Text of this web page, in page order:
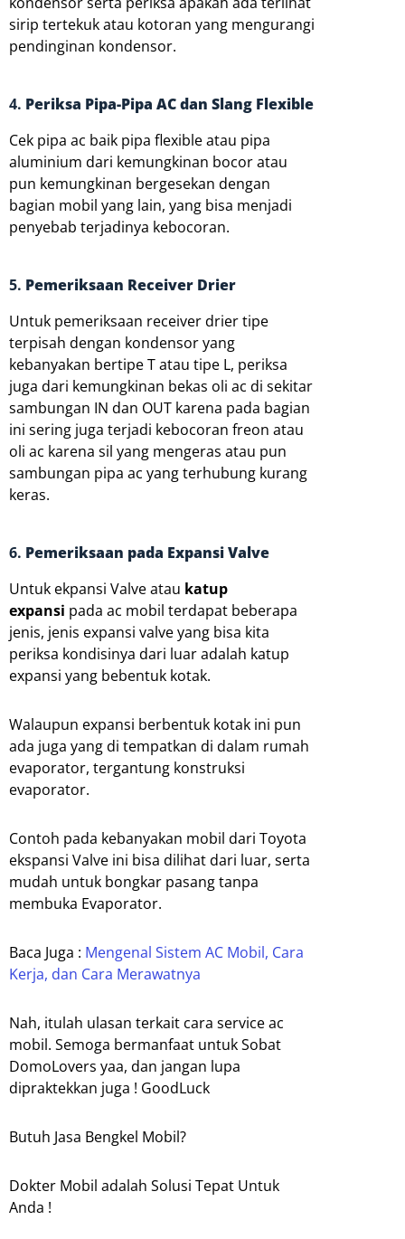
sirip tertekuk atau kotoran yang mengurangi
pendinginan kondensor.
4. Periksa Pipa-Pipa AC dan Slang Flexible
Cek pipa ac baik pipa flexible atau pipa
aluminium dari kemungkinan bocor atau
pun kemungkinan bergesekan dengan
bagian mobil yang lain, yang bisa menjadi
penyebab terjadinya kebocoran.
5. Pemeriksaan Receiver Drier
Untuk pemeriksaan receiver drier tipe
terpisah dengan kondensor yang
kebanyakan bertipe T atau tipe L, periksa
juga dari kemungkinan bekas oli ac di sekitar
sambungan IN dan OUT karena pada bagian
ini sering juga terjadi kebocoran freon atau
oli ac karena sil yang mengeras atau pun
sambungan pipa ac yang terhubung kurang
keras.
6. Pemeriksaan pada Expansi Valve
Untuk ekpansi Valve atau katup
expansi pada ac mobil terdapat beberapa
jenis, jenis expansi valve yang bisa kita
periksa kondisinya dari luar adalah katup
expansi yang bebentuk kotak.
Walaupun expansi berbentuk kotak ini pun
ada juga yang di tempatkan di dalam rumah
evaporator, tergantung konstruksi
evaporator.
Contoh pada kebanyakan mobil dari Toyota
ekspansi Valve ini bisa dilihat dari luar, serta
mudah untuk bongkar pasang tanpa
membuka Evaporator.
Baca Juga : Mengenal Sistem AC Mobil, Cara
Kerja, dan Cara Merawatnya
Nah, itulah ulasan terkait cara service ac
mobil. Semoga bermanfaat untuk Sobat
DomoLovers yaa, dan jangan lupa
dipraktekkan juga ! GoodLuck
Butuh Jasa Bengkel Mobil?
Dokter Mobil adalah Solusi Tepat Untuk
Anda !